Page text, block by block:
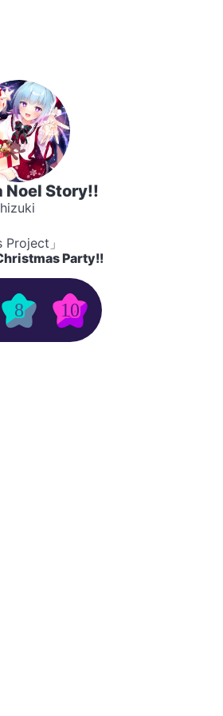
Noel Story!!
Project」
Party!!
8 10